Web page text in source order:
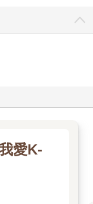
。每篇都該整體連
該行文有序，讓讀
表達它們。短語不
老詞彙，要寫出良
章會加以闡述）。
愛K-